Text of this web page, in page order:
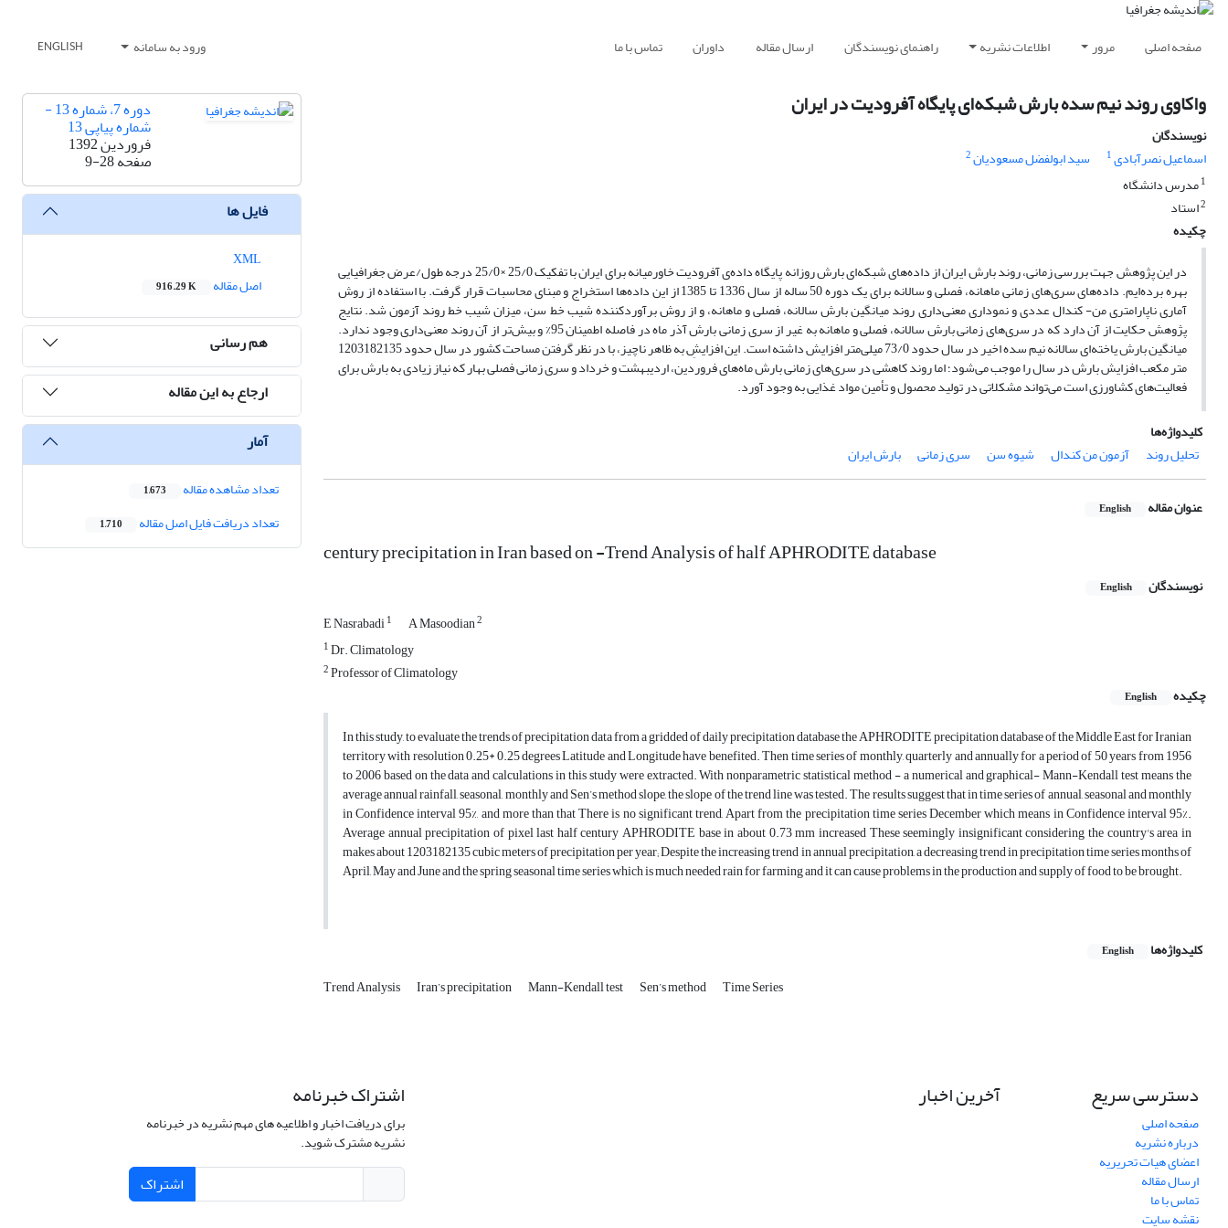
صفحه اصلی مرور اطلاعات نشریه راهنمای نویسندگان ارسال مقاله داوران تماس با ما ورود به سامانه ENGLISH
واکاوی روند نیم سده بارش شبکه‌ای پایگاه آفرودیت در ایران
نویسندگان
اسماعیل نصرآبادی1 سید ابولفضل مسعودیان2
1مدرس دانشگاه
2استاد
چکیده
در این پژوهش جهت بررسی زمانی، روند بارش ایران از داده‌های شبکه‌ای بارش روزانه پایگاه داده‌ی آفرودیت خاورمیانه برای ایران با تفکیک 25/0 ×25/0 درجه طول/عرض جغرافیایی
بهره برده‌ایم. داده‌های سری‌های زمانی ماهانه، فصلی و سالانه برای یک دوره 50 ساله از سال 1336 تا 1385 از این داده‌ها استخراج و مبنای محاسبات قرار گرفت. با استفاده از روش
آماری ناپارامتری من- کندال عددی و نموداری معنی‌داری روند میانگین بارش سالانه، فصلی و ماهانه، و از روش برآوردکننده شیب خط سن، میزان شیب خط روند آزمون شد. نتایج
پژوهش حکایت از آن دارد که در سری‌های زمانی بارش سالانه، فصلی و ماهانه به غیر از سری‌ زمانی بارش آذر ماه در فاصله اطمینان 95% و بیش‌تر از آن روند معنی‌داری وجود ندارد.
میانگین بارش یاخته‌ای سالانه نیم سده اخیر در سال حدود 73/0 میلی‌متر افزایش داشته است. این افزایشِ به ظاهر ناچیز، با در نظر گرفتن مساحت کشور در سال حدود 1203182135
متر مکعب افزایش بارش در سال را موجب می‌شود؛ اما روند کاهشی در سری‌های زمانی بارش ماه‌های فروردین، اردیبهشت و خرداد و سری زمانی فصلی بهار که نیاز زیادی به بارش برای
فعالیت‌های کشاورزی است می‌تواند مشکلاتی در تولید محصول و تأمین مواد غذایی به وجود آورد.
کلیدواژه‌ها
تحلیل روند
آزمون من کندال شیوه سن سری زمانی بارش ایران
عنوان مقاله English
century precipitation in Iran based on -Trend Analysis of half APHRODITE database
نویسندگان English
E Nasrabadi1 A Masoodian2
1Dr. Climatology
2Professor of Climatology
چکیده
English
In this study, to evaluate the trends of precipitation data from a gridded of daily precipitation database the APHRODITE precipitation database of the Middle East for Iranian
territory with resolution 0.25* 0.25 degrees Latitude and Longitude have benefited. Then time series of monthly, quarterly and annually for a period of 50 years from 1956
to 2006 based on the data and calculations in this study were extracted. With nonparametric statistical method - a numerical and graphical- Mann-Kendall test means the
average annual rainfall, seasonal, monthly and Sen’s method slope, the slope of the trend line was tested. The results suggest that in time series of annual, seasonal and monthly
in Confidence interval 95%, and more than that There is no significant trend, Apart from the precipitation time series December which means in Confidence interval 95%.
Average annual precipitation of pixel last half century APHRODITE base in about 0.73 mm increased These seemingly insignificant considering the country's area in
makes about 1203182135 cubic meters of precipitation per year; Despite the increasing trend in annual precipitation, a decreasing trend in precipitation time series months of
April, May and June and the spring seasonal time series which is much needed rain for farming and it can cause problems in the production and supply of food to be brought.
کلیدواژه‌ها English
Trend Analysis Iran’s precipitation Mann-Kendall test Sen’s method Time Series
دوره 7، شماره 13 -
شماره پیاپی 13
فروردین 1392
صفحه9-28
فایل ها
اصل مقاله
916.29 K
هم رسانی
ارجاع به این مقاله
آمار
تعداد مشاهده مقاله 1,673
تعداد دریافت فایل اصل مقاله 1,710
دسترسی سریع
صفحه اصلی
درباره نشریه
اعضای هیات تحریریه
ارسال مقاله
تماس با ما
نقشه سایت
آخرین اخبار اشتراک خبرنامه
برای دریافت اخبار و اطلاعیه های مهم نشریه در خبرنامه
نشریه مشترک شوید.
اشتراک